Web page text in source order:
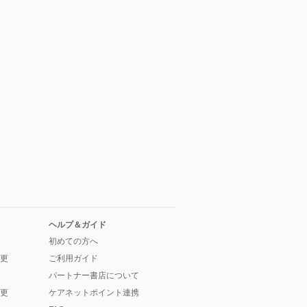
ヘルプ＆ガイド
初めての方へ
ご利用ガイド
パートナー書店について
ケアネットポイント連携